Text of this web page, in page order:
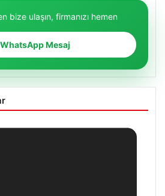
bize ulaşın, firmanızı hemen
WhatsApp Mesaj